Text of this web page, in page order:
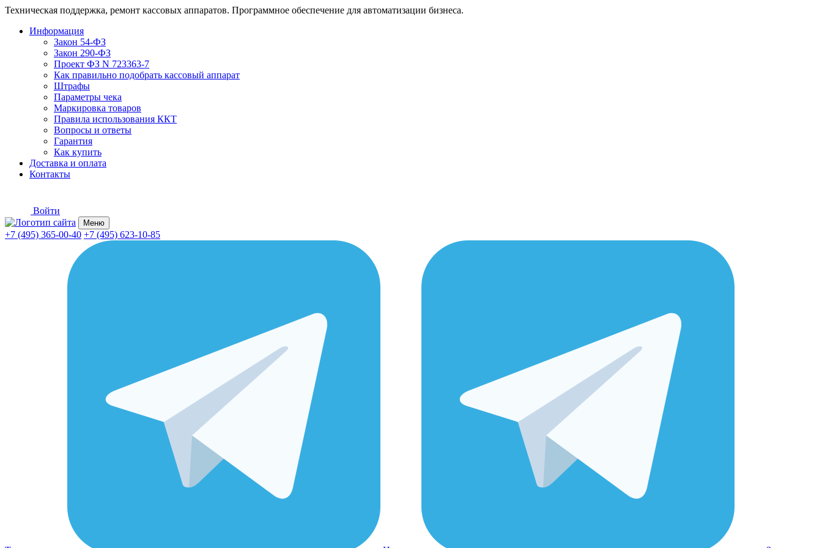
Техническая поддержка, ремонт кассовых аппаратов. Программное обеспечение для автоматизации бизнеса.
Информация
Закон 54-ФЗ
Закон 290-ФЗ
Проект ФЗ N 723363-7
Как правильно подобрать кассовый аппарат
Штрафы
Параметры чека
Маркировка товаров
Правила использования ККТ
Вопросы и ответы
Гарантия
Как купить
Доставка и оплата
Контакты
Войти
Меню
+7 (495) 365-00-40 +7 (495) 623-10-85